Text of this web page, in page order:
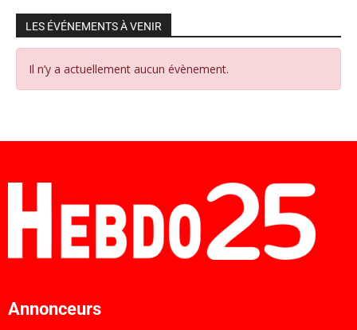
LES ÉVÉNEMENTS À VENIR
Il n’y a actuellement aucun évènement.
Annonceurs